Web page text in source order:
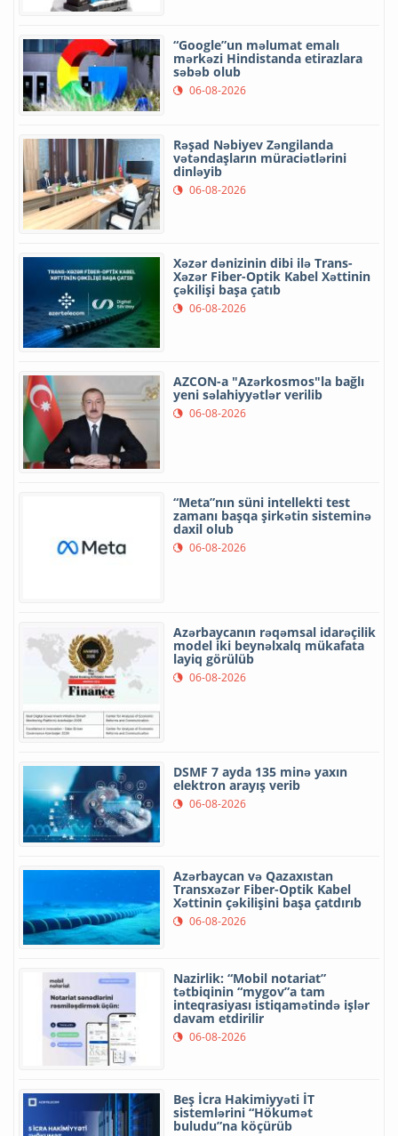
“Google”un məlumat emalı
mərkəzi Hindistanda etirazlara
səbəb olub
06-08-2026
Rəşad Nəbiyev Zəngilanda
vətəndaşların müraciətlərini
dinləyib
06-08-2026
Xəzər dənizinin dibi ilə Trans-
Xəzər Fiber-Optik Kabel Xəttinin
çəkilişi başa çatıb
06-08-2026
AZCON-a "Azərkosmos"la bağlı
yeni səlahiyyətlər verilib
06-08-2026
“Meta”nın süni intellekti test
zamanı başqa şirkətin sisteminə
daxil olub
06-08-2026
Azərbaycanın rəqəmsal idarəçilik
model iki beynəlxalq mükafata
layiq görülüb
06-08-2026
DSMF 7 ayda 135 minə yaxın
elektron arayış verib
06-08-2026
Azərbaycan və Qazaxıstan
Transxəzər Fiber-Optik Kabel
Xəttinin çəkilişini başa çatdırıb
06-08-2026
Nazirlik: “Mobil notariat”
tətbiqinin “mygov”a tam
inteqrasiyası istiqamətində işlər
davam etdirilir
06-08-2026
Beş İcra Hakimiyyəti İT
sistemlərini “Hökumət
buludu”na köçürüb